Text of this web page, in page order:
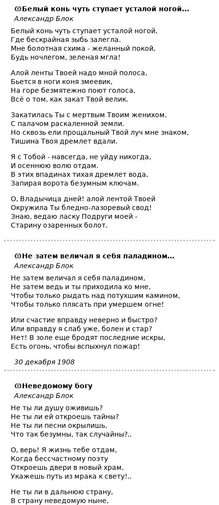
Белый конь чуть ступает усталой ногой...
Александр Блок
Белый конь чуть ступает усталой ногой,
Где бескрайная зыбь залегла.
Мне болотная схима - желанный покой,
Будь ночлегом, зеленая мгла!
Алой ленты Твоей надо мной полоса,
Бьется в ноги коня змеевик,
На горе безмятежно поют голоса,
Всё о том, как закат Твой велик.
Закатилась Ты с мертвым Твоим женихом,
С палачом раскаленной земли.
Но сквозь ели прощальный Твой луч мне знаком,
Тишина Твоя дремлет вдали.
Я с Тобой - навсегда, не уйду никогда,
И осеннюю волю отдам.
В этих впадинах тихая дремлет вода,
Запирая ворота безумным ключам.
О, Владычица дней! алой лентой Твоей
Окружила Ты бледно-лазоревый свод!
Знаю, ведаю ласку Подруги моей -
Старину озаренных болот.
Не затем величал я себя паладином...
Александр Блок
Не затем величал я себя паладином,
Не затем ведь и ты приходила ко мне,
Чтобы только рыдать над потухшим камином,
Чтобы только плясать при умершем огне!
Или счастие вправду неверно и быстро?
Или вправду я слаб уже, болен и стар?
Нет! В золе еще бродят последние искры,
Есть огонь, чтобы вспыхнул пожар!
30 декабря 1908
Неведомому богу
Александр Блок
Не ты ли душу оживишь?
Не ты ли ей откроешь тайны?
Не ты ли песни окрылишь,
Что так безумны, так случайны?..
О, верь! Я жизнь тебе отдам,
Когда бессчастному поэту
Откроешь двери в новый храм,
Укажешь путь из мрака к свету!..
Не ты ли в дальнюю страну,
В страну неведомую ныне,